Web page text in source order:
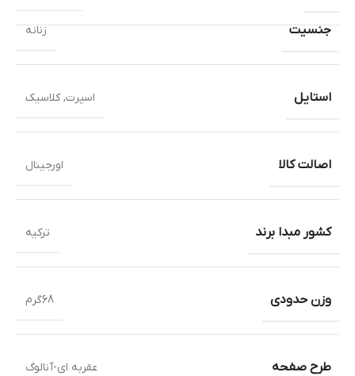
جنسیت زنانه
استایل اسپرت,کلاسیک
اصالت کالا اورجینال
کشور مبدا برند ترکیه
وزن حدودی 68گرم
طرح صفحه عقربه ای-آنالوگ